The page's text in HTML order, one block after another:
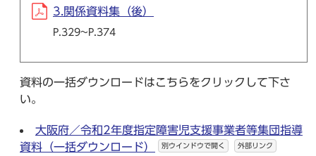
3.関係資料集（後）
P.329~P.374
資料の一括ダウンロードはこちらをクリックして下さ
い。
大阪府／令和2年度指定障害児支援事業者等集団指導
資料（一括ダウンロード）
別ウインドウで開く 外部リンク